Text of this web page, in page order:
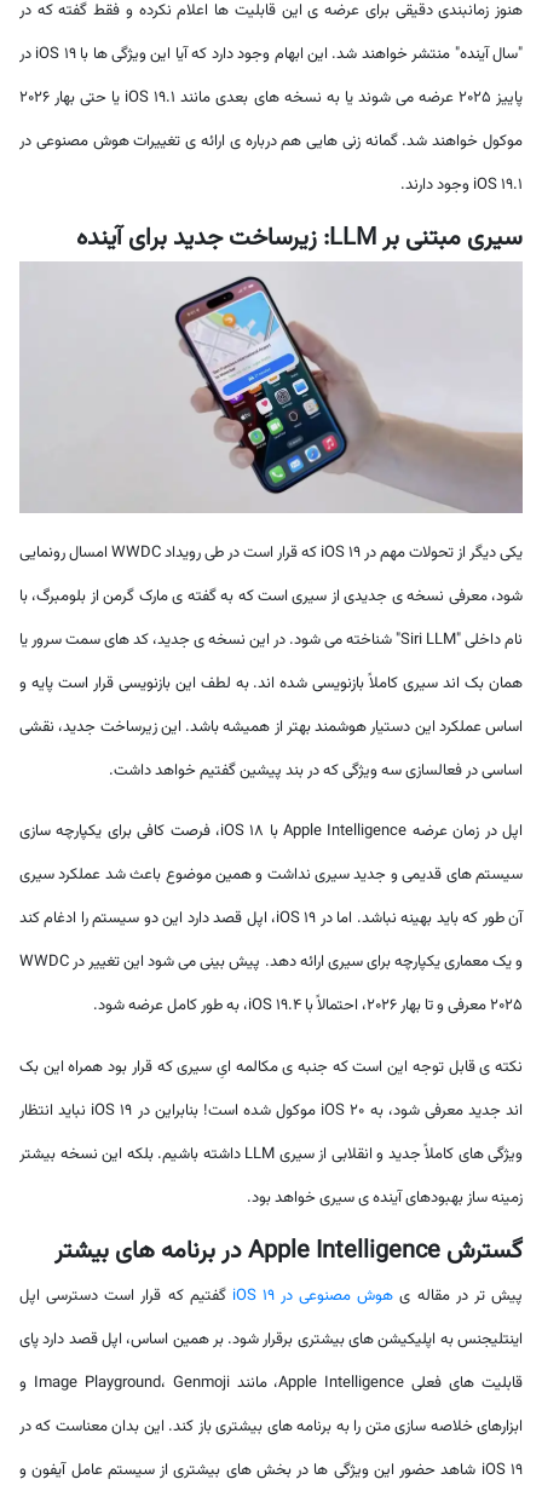
هنوز زمانبندی دقیقی برای عرضه ی این قابلیت ها اعلام نکرده و فقط گفته که در
"سال آینده" منتشر خواهند شد. این ابهام وجود دارد که آیا این ویژگی ها با iOS 19 در
پاییز 2025 عرضه می شوند یا به نسخه های بعدی مانند iOS 19.1 یا حتی بهار 2026
موکول خواهند شد. گمانه زنی هایی هم درباره ی ارائه ی تغییرات هوش مصنوعی در
iOS 19.1 وجود دارند.
سیری مبتنی بر LLM: زیرساخت جدید برای آینده
یکی دیگر از تحولات مهم در iOS 19 که قرار است در طی رویداد WWDC امسال رونمایی
شود، معرفی نسخه ی جدیدی از سیری است که به گفته ی مارک گرمن از بلومبرگ، با
نام داخلی "Siri LLM" شناخته می شود. در این نسخه ی جدید، کد های سمت سرور یا
همان بک اند سیری کاملاً بازنویسی شده اند. به لطف این بازنویسی قرار است پایه و
اساس عملکرد این دستیار هوشمند بهتر از همیشه باشد. این زیرساخت جدید، نقشی
اساسی در فعالسازی سه ویژگی که در بند پیشین گفتیم خواهد داشت.
اپل در زمان عرضه Apple Intelligence با iOS 18، فرصت کافی برای یکپارچه سازی
سیستم های قدیمی و جدید سیری نداشت و همین موضوع باعث شد عملکرد سیری
آن طور که باید بهینه نباشد. اما در iOS 19، اپل قصد دارد این دو سیستم را ادغام کند
و یک معماری یکپارچه برای سیری ارائه دهد. پیش بینی می شود این تغییر در WWDC
2025 معرفی و تا بهار 2026، احتمالاً با iOS 19.4، به طور کامل عرضه شود.
نکته ی قابل توجه این است که جنبه ی مکالمه ایِ سیری که قرار بود همراه این بک
اند جدید معرفی شود، به iOS 20 موکول شده است! بنابراین در iOS 19 نباید انتظار
ویژگی های کاملاً جدید و انقلابی از سیری LLM داشته باشیم. بلکه این نسخه بیشتر
زمینه ساز بهبودهای آینده ی سیری خواهد بود.
گسترش Apple Intelligence در برنامه های بیشتر
پیش تر در مقاله ی هوش مصنوعی در iOS 19
گفتیم که قرار است دسترسی اپل
اینتلیجنس به اپلیکیشن های بیشتری برقرار شود. بر همین اساس، اپل قصد دارد پای
قابلیت های فعلی Apple Intelligence، مانند Image Playground، Genmoji و
ابزارهای خلاصه سازی متن را به برنامه های بیشتری باز کند. این بدان معناست که در
iOS 19 شاهد حضور این ویژگی ها در بخش های بیشتری از سیستم عامل آیفون و